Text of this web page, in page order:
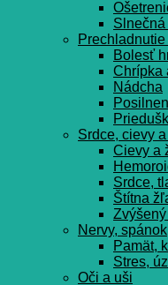
Bolesť
Chrípka
Nádcha
Srdce, cievy
Cievy a
Srdce,
Štítna
Zvýšený
Nervy,
Pamät,
Stres,
Oči a uši